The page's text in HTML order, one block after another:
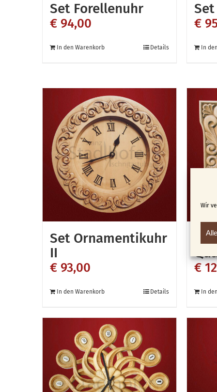
Wir
Set Forellenuhr
€ 94,00
In den Warenkorb Details
€
In
Set Ornamentikuhr
II
€ 93,00
In den Warenkorb Details
€
In